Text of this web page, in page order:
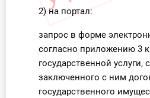
2) на портал:
запрос в форме
согласно приложению 3
государственной услуги,
заключенного с ним
государственного